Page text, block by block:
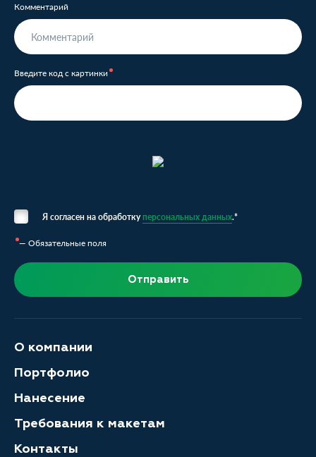
Комментарий
Введите код с картинки
Я согласен на обработкуперсональных данных.*
— Обязательные поля
Отправить
О компании
Портфолио
Нанесение
Требования к макетам
Контакты